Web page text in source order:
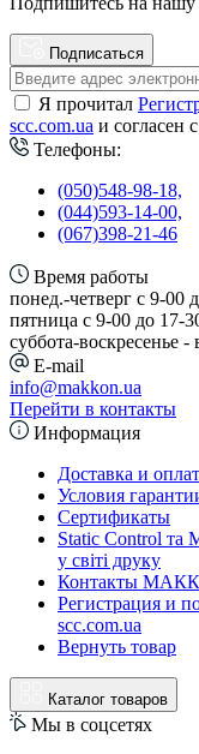
Подписаться
Я прочитал
scc.com.ua и согласен
Телефоны:
(050)548-98-18,
(044)593-14-00,
(067)398-21-46
Время работы
понед.-четверг с 9-00
пятница с 9-00 до 17-
cуббота-воскресенье
E-mail
info@makkon.ua
Перейти в контакты
Информация
Доставка и
Условия
Сертификаты
Static Control та
у світі друку
Контакты
Регистрация и
scc.com.ua
Вернуть товар
Каталог товаров
Мы в соцсетях